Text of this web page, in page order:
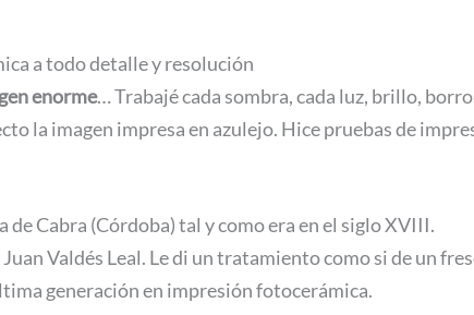
a todo detalle y resolución
enorme… Trabajé cada sombra, cada luz, brillo,
la imagen impresa en azulejo. Hice pruebas de
Cabra (Córdoba) tal y como era en el siglo XVIII.
Valdés Leal. Le di un tratamiento como si de un
generación en impresión fotocerámica.